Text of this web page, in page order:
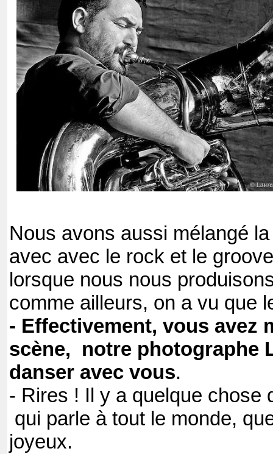
Nous avons aussi mélangé
avec avec le rock et le
lorsque nous nous
comme ailleurs, on a vu que
- Effectivement, vous avez
scène, notre photographe
danser avec vous.
- Rires ! Il y a quelque chose
qui parle à tout le monde,
joyeux.